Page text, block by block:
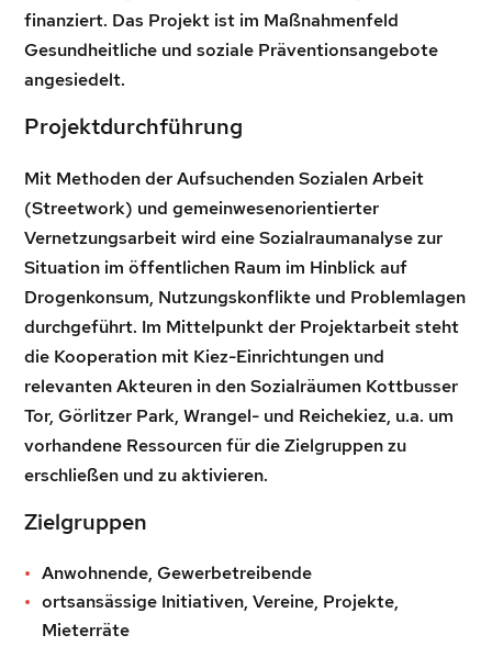
finanziert. Das Projekt ist im Maßnahmenfeld
Gesundheitliche und soziale Präventionsangebote
angesiedelt.
Projektdurchführung
Mit Methoden der Aufsuchenden Sozialen Arbeit
(Streetwork) und gemeinwesenorientierter
Vernetzungsarbeit wird eine Sozialraumanalyse zur
Situation im öffentlichen Raum im Hinblick auf
Drogenkonsum, Nutzungskonflikte und Problemlagen
durchgeführt. Im Mittelpunkt der Projektarbeit steht
die Kooperation mit Kiez-Einrichtungen und
relevanten Akteuren in den Sozialräumen Kottbusser
Tor, Görlitzer Park, Wrangel- und Reichekiez, u.a. um
vorhandene Ressourcen für die Zielgruppen zu
erschließen und zu aktivieren.
Zielgruppen
Anwohnende, Gewerbetreibende
ortsansässige Initiativen, Vereine, Projekte,
Mieterräte